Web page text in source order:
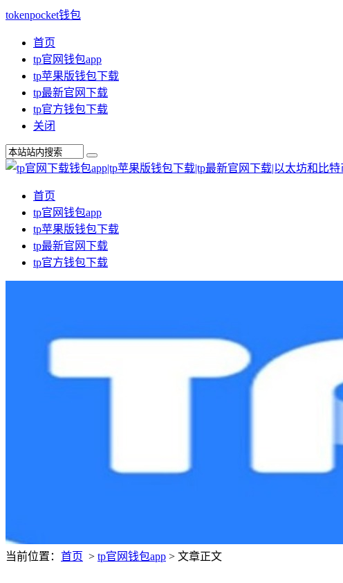
tokenpocket钱包
首页
tp官网钱包app
tp苹果版钱包下载
tp最新官网下载
tp官方钱包下载
关闭
首页
tp官网钱包app
tp苹果版钱包下载
tp最新官网下载
tp官方钱包下载
当前位置： 首页 > tp官网钱包app > 文章正文